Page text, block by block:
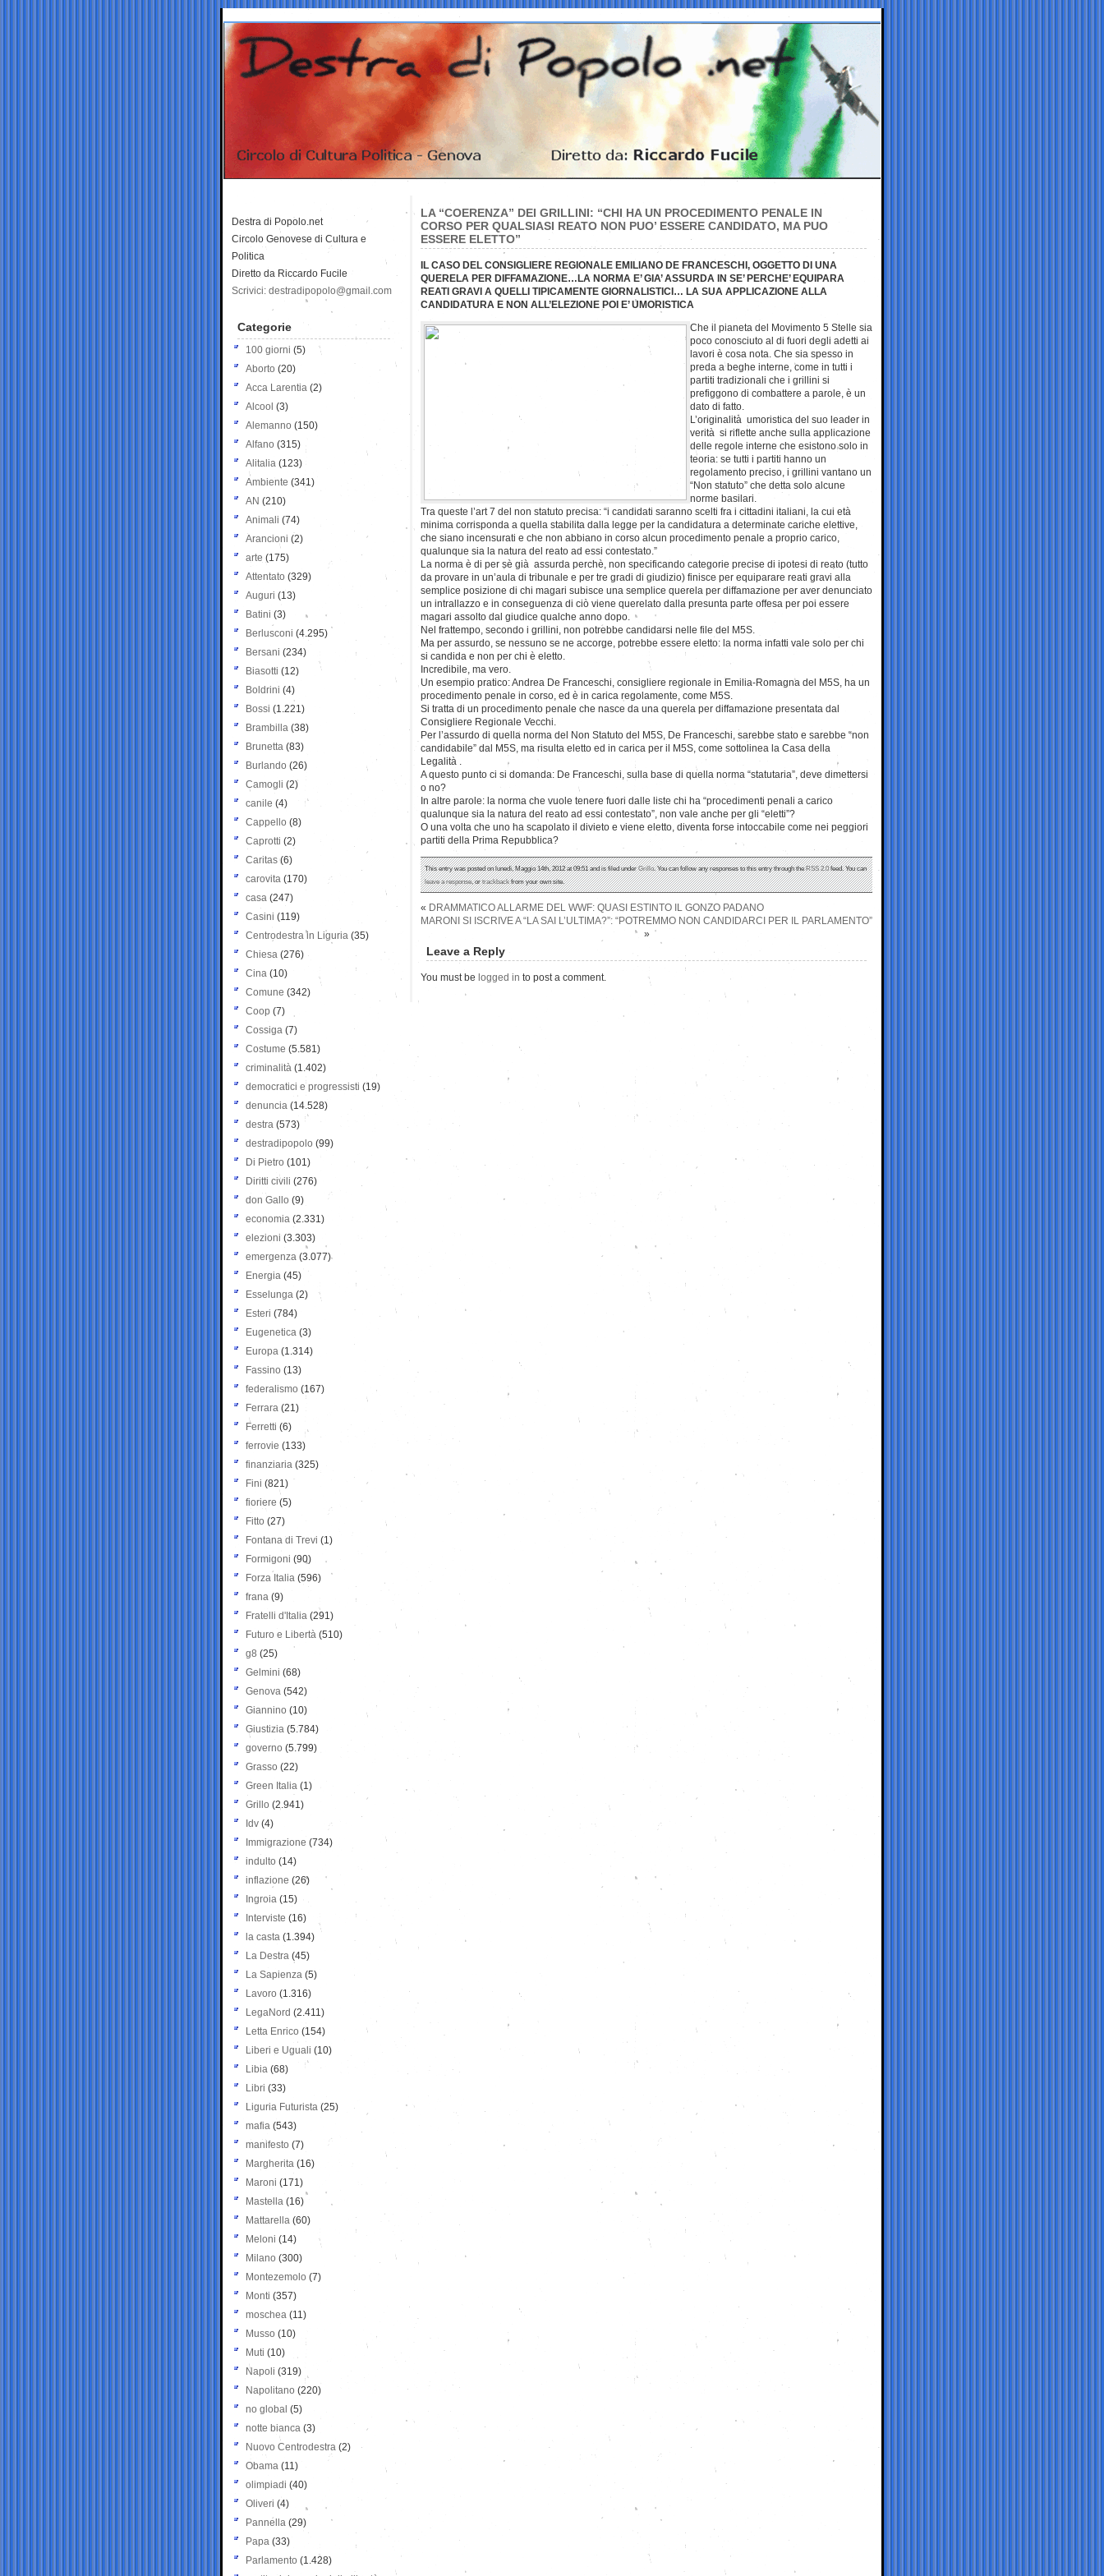
LA “COERENZA” DEI GRILLINI: “CHI HA UN PROCEDIMENTO PENALE IN
CORSO PER QUALSIASI REATO NON PUO’ ESSERE CANDIDATO, MA PUO
ESSERE ELETTO”
IL CASO DEL CONSIGLIERE REGIONALE EMILIANO DE FRANCESCHI, OGGETTO DI UNA
QUERELA PER DIFFAMAZIONE…LA NORMA E’ GIA’ ASSURDA IN SE’ PERCHE’ EQUIPARA
REATI GRAVI A QUELLI TIPICAMENTE GIORNALISTICI… LA SUA APPLICAZIONE ALLA
CANDIDATURA E NON ALL’ELEZIONE POI E’ UMORISTICA
Che il pianeta del Movimento 5 Stelle sia
poco conosciuto al di fuori degli adetti ai
lavori è cosa nota. Che sia spesso in
preda a beghe interne, come in tutti i
partiti tradizionali che i grillini si
prefiggono di combattere a parole, è un
dato di fatto.
L’originalità umoristica del suo leader in
verità si riflette anche sulla applicazione
delle regole interne che esistono solo in
teoria: se tutti i partiti hanno un
regolamento preciso, i grillini vantano un
“Non statuto” che detta solo alcune
norme basilari.
Tra queste l’art 7 del non statuto precisa: “i candidati saranno scelti fra i cittadini italiani, la cui età
minima corrisponda a quella stabilita dalla legge per la candidatura a determinate cariche elettive,
che siano incensurati e che non abbiano in corso alcun procedimento penale a proprio carico,
qualunque sia la natura del reato ad essi contestato.”
La norma è di per sè già assurda perchè, non specificando categorie precise di ipotesi di reato (tutto
da provare in un’aula di tribunale e per tre gradi di giudizio) finisce per equiparare reati gravi alla
semplice posizione di chi magari subisce una semplice querela per diffamazione per aver denunciato
un intrallazzo e in conseguenza di ciò viene querelato dalla presunta parte offesa per poi essere
magari assolto dal giudice qualche anno dopo.
Nel frattempo, secondo i grillini, non potrebbe candidarsi nelle file del M5S.
Ma per assurdo, se nessuno se ne accorge, potrebbe essere eletto: la norma infatti vale solo per chi
si candida e non per chi è eletto.
Incredibile, ma vero.
Un esempio pratico: Andrea De Franceschi, consigliere regionale in Emilia-Romagna del M5S, ha un
procedimento penale in corso, ed è in carica regolamente, come M5S.
Si tratta di un procedimento penale che nasce da una querela per diffamazione presentata dal
Consigliere Regionale Vecchi.
Per l’assurdo di quella norma del Non Statuto del M5S, De Franceschi, sarebbe stato e sarebbe “non
candidabile” dal M5S, ma risulta eletto ed in carica per il M5S, come sottolinea la Casa della
Legalità .
A questo punto ci si domanda: De Franceschi, sulla base di quella norma “statutaria”, deve dimettersi
o no?
In altre parole: la norma che vuole tenere fuori dalle liste chi ha “procedimenti penali a carico
qualunque sia la natura del reato ad essi contestato”, non vale anche per gli “eletti”?
O una volta che uno ha scapolato il divieto e viene eletto, diventa forse intoccabile come nei peggiori
partiti della Prima Repubblica?
This entry was posted on lunedì, Maggio 14th, 2012 at 09:51 and is filed underGrillo. You can follow any responses to this entry through theRSS 2.0feed. You can
leave a response, ortrackbackfrom your own site.
« DRAMMATICO ALLARME DEL WWF: QUASI ESTINTO IL GONZO PADANO
MARONI SI ISCRIVE A “LA SAI L’ULTIMA?”: “POTREMMO NON CANDIDARCI PER IL PARLAMENTO”
»
Leave a Reply
You must be logged in to post a comment.
Destra di Popolo.net
Circolo Genovese di Cultura e
Politica
Diretto da Riccardo Fucile
Scrivici: destradipopolo@gmail.com
Categorie
100 giorni (5)
Aborto (20)
Acca Larentia (2)
Alcool (3)
Alemanno (150)
Alfano (315)
Alitalia (123)
Ambiente (341)
AN (210)
Animali (74)
Arancioni (2)
arte (175)
Attentato (329)
Auguri (13)
Batini (3)
Berlusconi (4.295)
Bersani (234)
Biasotti (12)
Boldrini (4)
Bossi (1.221)
Brambilla (38)
Brunetta (83)
Burlando (26)
Camogli (2)
canile (4)
Cappello (8)
Caprotti (2)
Caritas (6)
carovita (170)
casa (247)
Casini (119)
Centrodestra in Liguria (35)
Chiesa (276)
Cina (10)
Comune (342)
Coop (7)
Cossiga (7)
Costume (5.581)
criminalità (1.402)
democratici e progressisti (19)
denuncia (14.528)
destra (573)
destradipopolo (99)
Di Pietro (101)
Diritti civili (276)
don Gallo (9)
economia (2.331)
elezioni (3.303)
emergenza (3.077)
Energia (45)
Esselunga (2)
Esteri (784)
Eugenetica (3)
Europa (1.314)
Fassino (13)
federalismo (167)
Ferrara (21)
Ferretti (6)
ferrovie (133)
finanziaria (325)
Fini (821)
fioriere (5)
Fitto (27)
Fontana di Trevi (1)
Formigoni (90)
Forza Italia (596)
frana (9)
Fratelli d'Italia (291)
Futuro e Libertà (510)
g8 (25)
Gelmini (68)
Genova (542)
Giannino (10)
Giustizia (5.784)
governo (5.799)
Grasso (22)
Green Italia (1)
Grillo (2.941)
Idv (4)
Immigrazione (734)
indulto (14)
inflazione (26)
Ingroia (15)
Interviste (16)
la casta (1.394)
La Destra (45)
La Sapienza (5)
Lavoro (1.316)
LegaNord (2.411)
Letta Enrico (154)
Liberi e Uguali (10)
Libia (68)
Libri (33)
Liguria Futurista (25)
mafia (543)
manifesto (7)
Margherita (16)
Maroni (171)
Mastella (16)
Mattarella (60)
Meloni (14)
Milano (300)
Montezemolo (7)
Monti (357)
moschea (11)
Musso (10)
Muti (10)
Napoli (319)
Napolitano (220)
no global (5)
notte bianca (3)
Nuovo Centrodestra (2)
Obama (11)
olimpiadi (40)
Oliveri (4)
Pannella (29)
Papa (33)
Parlamento (1.428)